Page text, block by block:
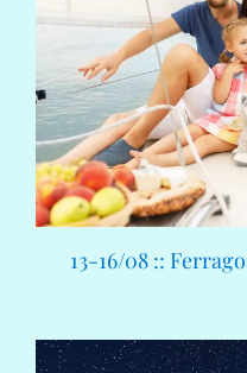
13-16/08 ::